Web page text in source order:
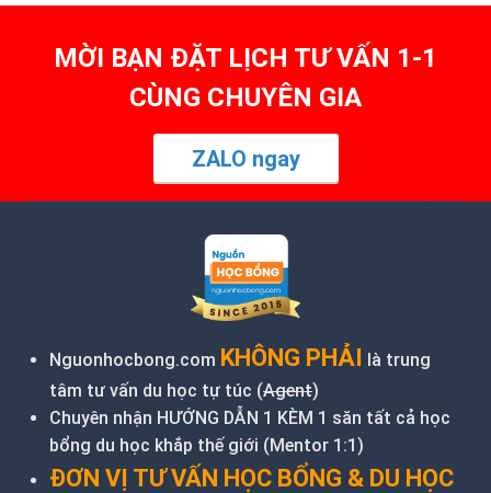
MỜI BẠN ĐẶT LỊCH TƯ VẤN 1-1
CÙNG CHUYÊN GIA
ZALO ngay
Nguonhocbong.com KHÔNG PHẢI là trung
tâm tư vấn du học tự túc (Agent)
Chuyên nhận HƯỚNG DẪN 1 KÈM 1 săn tất cả học
bổng du học khắp thế giới (Mentor 1:1)
ĐƠN VỊ TƯ VẤN HỌC BỔNG & DU HỌC